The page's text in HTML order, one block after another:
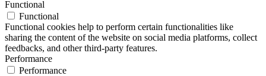
Functional
Functional
Functional cookies help to perform certain functionalities like
sharing the content of the website on social media platforms, collect
feedbacks, and other third-party features.
Performance
Performance